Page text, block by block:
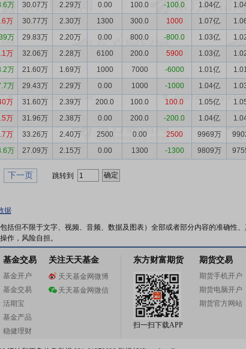
万 30.07万 2.29万 0.00 100.0 -100.0 1.04亿
万 30.77万 2.30万 1300 300.0 1000 1.07亿
万 29.83万 2.20万 0.00 800.0 -800.0 1.03亿
万 32.06万 2.28万 6100 200.0 5900 1.03亿
万 21.60万 1.69万 1000 7000 -6000 1.01亿
万 29.43万 2.29万 0.00 1000 -1000 1.04亿
万 31.60万 2.39万 200.0 100.0 100.0 1.05亿
万 31.96万 2.38万 0.00 200.0 -200.0 1.04亿
万 33.26万 2.40万 2500 0.00 2500 9969万
万 27.09万 2.15万 0.00 1300 -1300 9809万
下一页 跳转到
据
括但不限于文字、视频、音频、数据及图表）全部或者部分内容的准确性
作，风险自担。
基金交易
基金开户
基金交易
活期宝
基金产品
稳健理财
关注天天基金
天天基金网微博
天天基金网微信
东方财富期货
扫一扫下载APP
期货交易
期货手机开户
期货电脑开户
期货官方网站